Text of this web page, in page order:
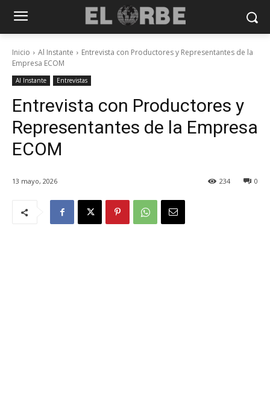
Inicio Al Instante
Entrevista con Productores y Representantes de la
Empresa ECOM
Al Instante Entrevistas
Entrevista con Productores y
Representantes de la Empresa
ECOM
13 mayo, 2026 0
234